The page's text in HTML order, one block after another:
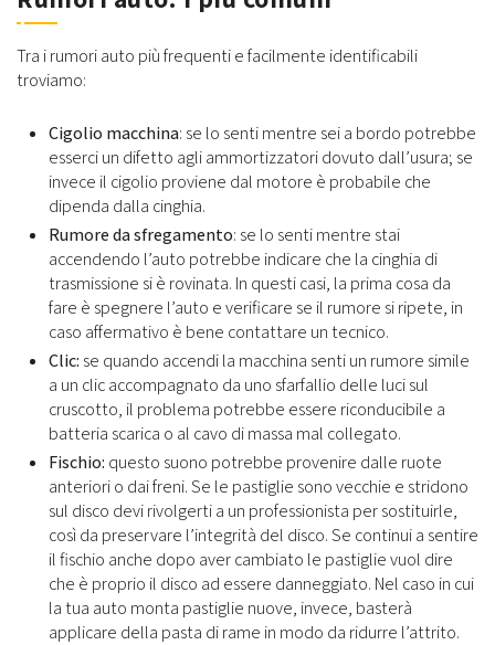
Tra i rumori auto più frequenti e facilmente identificabili
troviamo:
Cigolio macchina: se lo senti mentre sei a bordo potrebbe
esserci un difetto agli ammortizzatori dovuto dall’usura; se
invece il cigolio proviene dal motore è probabile che
dipenda dalla cinghia.
Rumore da sfregamento: se lo senti mentre stai
accendendo l’auto potrebbe indicare che la cinghia di
trasmissione si è rovinata. In questi casi, la prima cosa da
fare è spegnere l’auto e verificare se il rumore si ripete, in
caso affermativo è bene contattare un tecnico.
Clic: se quando accendi la macchina senti un rumore simile
a un clic accompagnato da uno sfarfallio delle luci sul
cruscotto, il problema potrebbe essere riconducibile a
batteria scarica o al cavo di massa mal collegato.
Fischio: questo suono potrebbe provenire dalle ruote
anteriori o dai freni. Se le pastiglie sono vecchie e stridono
sul disco devi rivolgerti a un professionista per sostituirle,
così da preservare l’integrità del disco. Se continui a sentire
il fischio anche dopo aver cambiato le pastiglie vuol dire
che è proprio il disco ad essere danneggiato. Nel caso in cui
la tua auto monta pastiglie nuove, invece, basterà
applicare della pasta di rame in modo da ridurre l’attrito.